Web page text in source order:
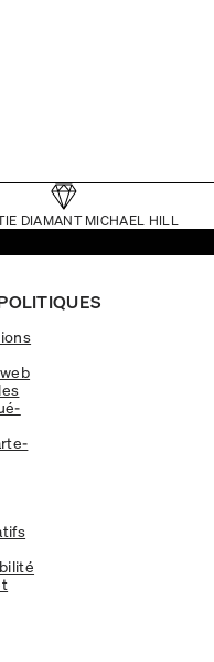
DIAMANT MICHAEL HILL